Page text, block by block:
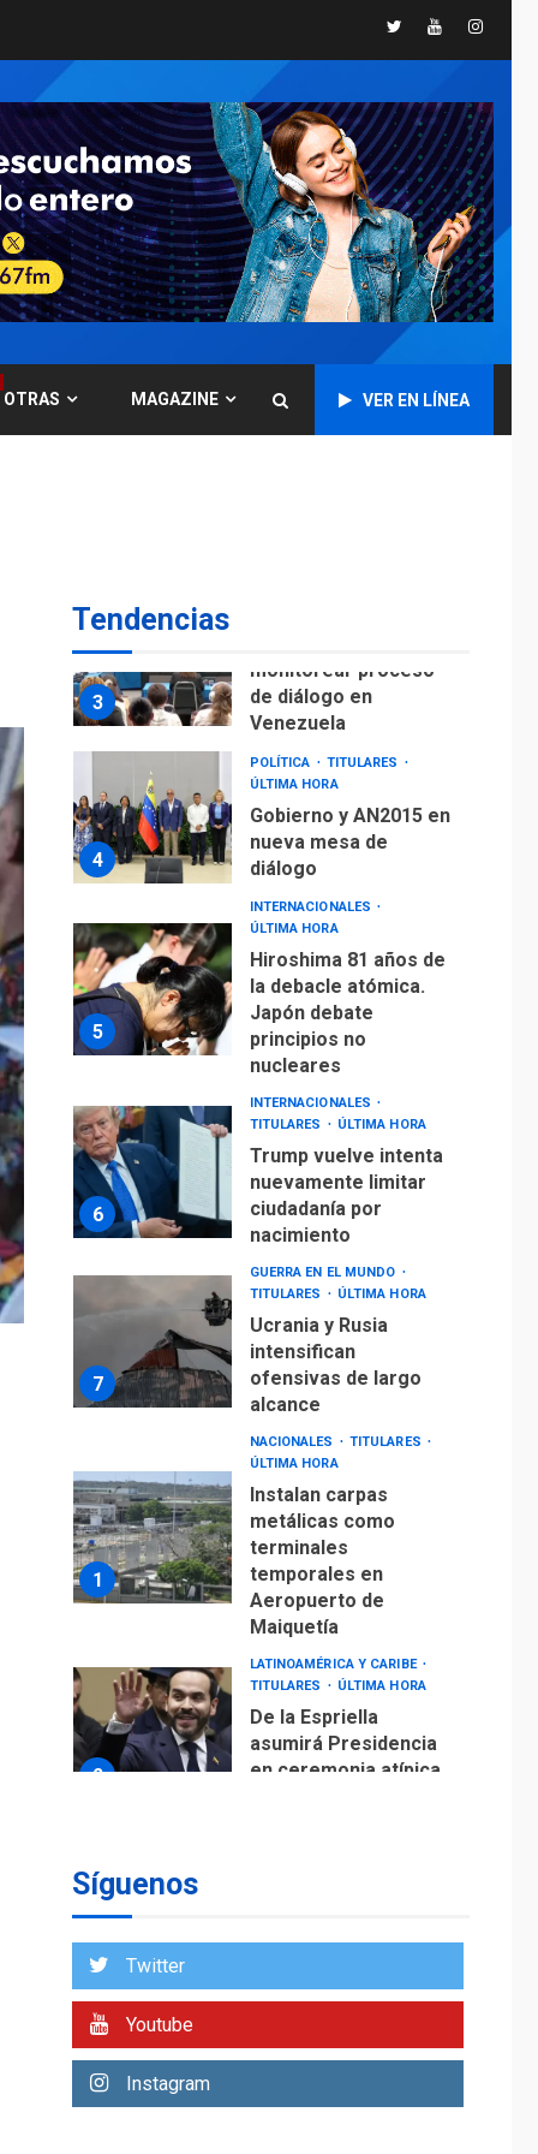
TwitterYoutube
OTRAS MAGAZINE VER EN LÍNEA
Tendencias
7
GUERRA EN EL MUNDO
Ucrania y Rusia
intensifican
ofensivas de largo
alcance
NACIONALES
TITULARES
ÚLTIMA HORA
Instalan carpas
metálicas como
terminales
Aeropuerto de
3
monitorear proceso
de diálogo en
Venezuela
4
POLÍTICA
TITULARES
ÚLTIMA HORA
Gobierno y AN2015 en
nueva mesa de
diálogo
5
INTERNACIONALES
ÚLTIMA HORA
Hiroshima 81 años de
la debacle atómica.
Japón debate
principios no
nucleares
6
INTERNACIONALES
TITULARES
ÚLTIMA HORA
Trump vuelve intenta
nuevamente limitar
ciudadanía por
nacimiento
7
GUERRA EN EL MUNDO
TITULARES
ÚLTIMA HORA
Ucrania y Rusia
intensifican
ofensivas de largo
alcance
1
NACIONALES
TITULARES
ÚLTIMA HORA
Instalan carpas
metálicas como
terminales
temporales en
Aeropuerto de
Maiquetía
2
LATINOAMÉRICA Y CARIBE
TITULARES
ÚLTIMA HORA
De la Espriella
asumirá Presidencia
en ceremonia atípica
3
de diálogo en
4
POLÍTICA
TITULARES
Gobierno y AN2015 en
diálogo
Síguenos
Twitter
Youtube
Instagram